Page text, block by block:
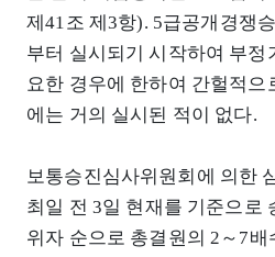
제41조 제3항). 5급공개경쟁
부터 실시되기 시작하여 부정
요한 경우에 한하여 간헐적으
에는 거의 실시된 적이 없다.
보통승진심사위원회에 의한
최일 전 3일 현재를 기준으로
위자 순으로 총결원의 2～7